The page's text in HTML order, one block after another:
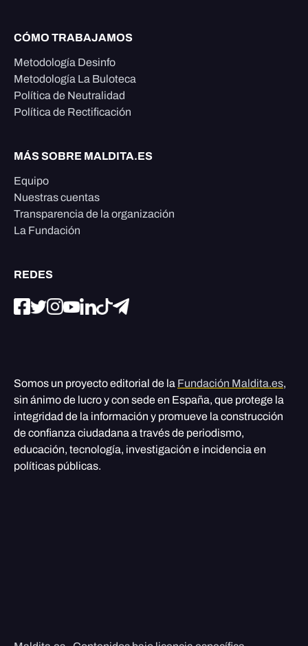
CÓMO TRABAJAMOS
Metodología Desinfo
Metodología La Buloteca
Política de Neutralidad
Política de Rectificación
MÁS SOBRE MALDITA.ES
Equipo
Nuestras cuentas
Transparencia de la organización
La Fundación
REDES
Somos un proyecto editorial de la Fundación Maldita.es,
sin ánimo de lucro y con sede en España, que protege la
integridad de la información y promueve la construcción
de confianza ciudadana a través de periodismo,
educación, tecnología, investigación e incidencia en
políticas públicas.